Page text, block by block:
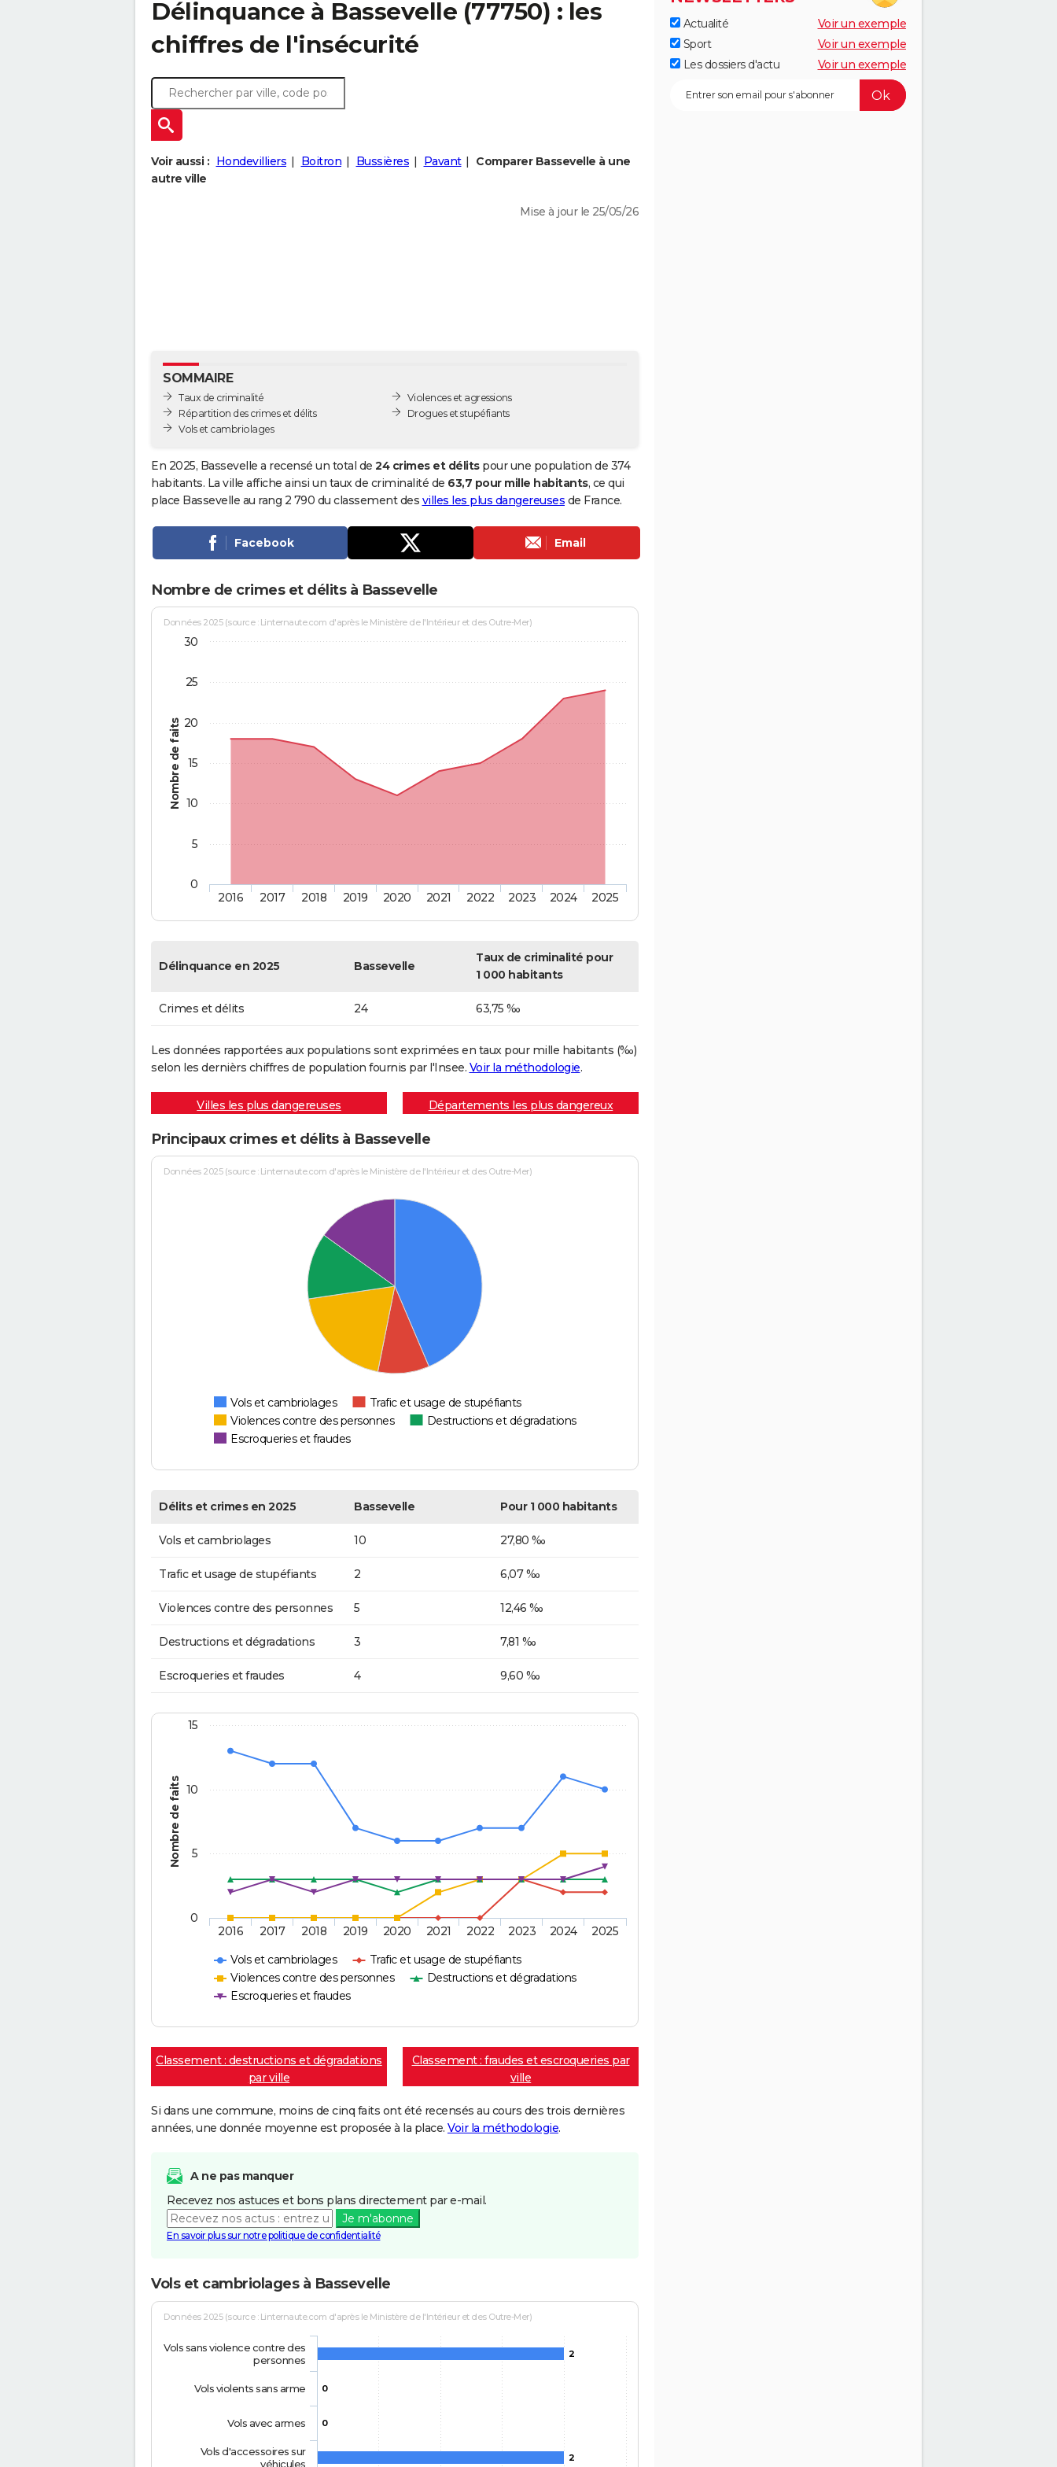
Délinquance à Bassevelle (77750) : les
chiffres de l'insécurité
Voir aussi : Hondevilliers Boitron Bussières Pavant
Comparer Bassevelle à une
autre ville
Mise à jour le 25/05/26
SOMMAIRE
Taux de criminalité
Répartition des crimes et délits
Vols et cambriolages
Violences et agressions
Drogues et stupéfiants
En 2025, Bassevelle a recensé un total de 24 crimes et délitspour une population de 374
habitants. La ville affiche ainsi un taux de criminalité de 63,7 pour mille habitants, ce qui
place Bassevelle au rang 2 790 du classement des villes les plus dangereuses de France.
Facebook Email
Nombre de crimes et délits à Bassevelle
Nombre de faits
Données 2025 (source : Linternaute.com d'après le Ministère de l'Intérieur et des Outre-Mer)
2016 2017 2018 2019 2020 2021 2022 2023 2024 2025
0
5
10
15
20
25
30
Délinquance en 2025 Bassevelle
Taux de criminalité pour
1 000 habitants
Crimes et délits 24 63,75 ‰
Les données rapportées aux populations sont exprimées en taux pour mille habitants (‰)
selon les dernièrs chiffres de population fournis par l'Insee. Voir la méthodologie.
Villes les plus dangereuses Départements les plus dangereux
Principaux crimes et délits à Bassevelle
Données 2025 (source : Linternaute.com d'après le Ministère de l'Intérieur et des Outre-Mer)
Vols et cambriolages
Trafic et usage de stupéfiants
Violences contre des personnes
Destructions et dégradations
Escroqueries et fraudes
Délits et crimes en 2025 Bassevelle Pour 1 000 habitants
Vols et cambriolages 10 27,80 ‰
Trafic et usage de stupéfiants 2 6,07 ‰
Violences contre des personnes 5 12,46 ‰
Destructions et dégradations 3 7,81 ‰
Escroqueries et fraudes 4 9,60 ‰
Nombre de faits
Vols et cambriolages
Trafic et usage de stupéfiants
Violences contre des personnes
Destructions et dégradations
Escroqueries et fraudes
2016 2017 2018 2019 2020 2021 2022 2023 2024 2025
0
5
10
15
Classement : destructions et dégradations
par ville
Classement : fraudes et escroqueries par
ville
Si dans une commune, moins de cinq faits ont été recensés au cours des trois dernières
années, une donnée moyenne est proposée à la place. Voir la méthodologie.
A ne pas manquer
Recevez nos astuces et bons plans directement par e-mail.
Je m'abonne
En savoir plus sur notre politique de confidentialité
Vols et cambriolages à Bassevelle
Données 2025 (source : Linternaute.com d'après le Ministère de l'Intérieur et des Outre-Mer)
2
0
0
2
Vols sans violence contre des
personnes
Vols violents sans arme
Vols avec armes
Vols d'accessoires sur
véhicules
Actualité
Voir un exemple
Sport
Voir un exemple
Les dossiers d'actu
Voir un exemple